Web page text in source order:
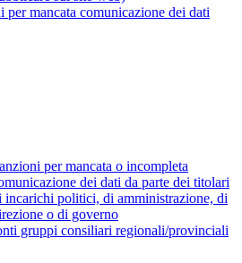
per mancata comunicazione dei dati
per mancata o incompleta
dei dati da parte dei titolari
incarichi politici, di amministrazione, di
o di governo
gruppi consiliari regionali/provinciali